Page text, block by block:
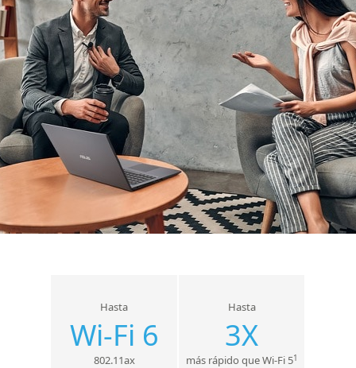
Hasta
Wi-Fi 6
802.11ax
Hasta
3X
más rápido que Wi-Fi 51